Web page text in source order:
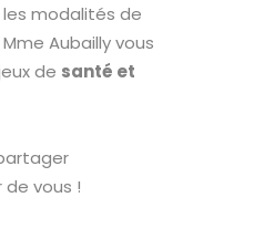
modalités de
Aubailly vous
de santé et
de vous !